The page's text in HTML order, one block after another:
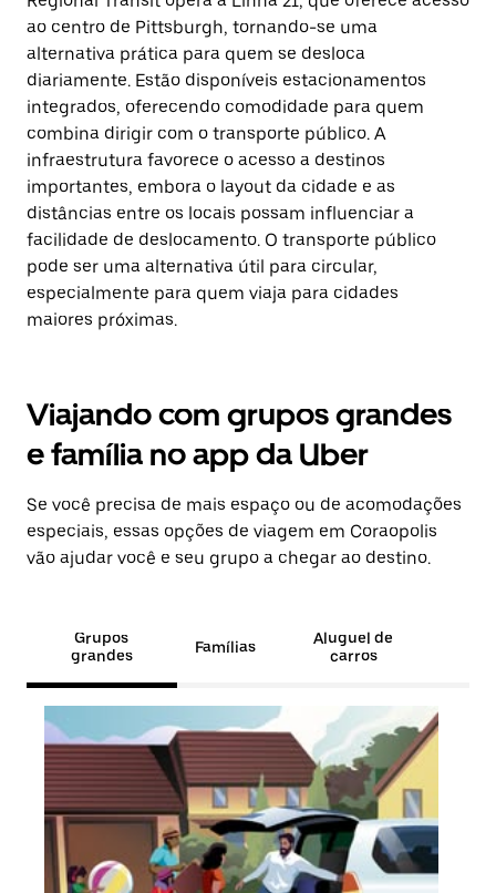
ao centro de Pittsburgh, tornando-se uma
alternativa prática para quem se desloca
diariamente. Estão disponíveis estacionamentos
integrados, oferecendo comodidade para quem
combina dirigir com o transporte público. A
infraestrutura favorece o acesso a destinos
importantes, embora o layout da cidade e as
distâncias entre os locais possam influenciar a
facilidade de deslocamento. O transporte público
pode ser uma alternativa útil para circular,
especialmente para quem viaja para cidades
maiores próximas.
Viajando com grupos grandes
e família no app da Uber
Se você precisa de mais espaço ou de acomodações
especiais, essas opções de viagem em Coraopolis
vão ajudar você e seu grupo a chegar ao destino.
Grupos
grandes
Famílias
Aluguel de
carros